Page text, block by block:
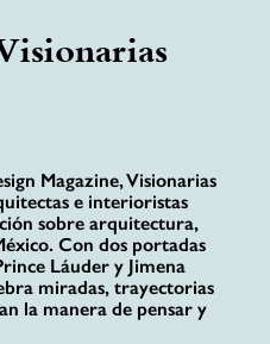
Magazine, Visionarias
e interioristas
sobre arquitectura,
Con dos portadas
Láuder y Jimena
miradas, trayectorias
la manera de pensar y